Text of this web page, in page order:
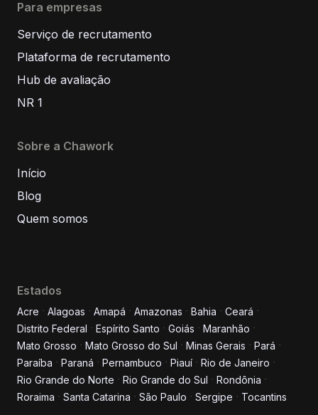
Informe seus dados para
conversar conosco!
Para empresas
Serviço de recrutamento
Plataforma de recrutamento
Hub de avaliação
NR 1
Sobre a Chawork
Início
Blog
Quem somos
Estados
Acre Alagoas Amapá Amazonas Bahia
Ceará
Distrito Federal
Espírito Santo Goiás
Maranhão
Mato Grosso
Mato Grosso do Sul Minas Gerais
Pará
Paraíba
Paraná Pernambuco Piauí
Rio de Janeiro
Rio Grande do Norte
Rio Grande do Sul
Rondônia
Roraima
Santa Catarina São Paulo Sergipe Tocantins